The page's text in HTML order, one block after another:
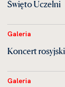
Święto Uczelni
Galeria
Koncert
Galeria